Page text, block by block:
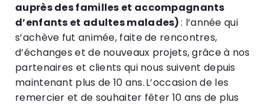
auprès des familles et accompagnants
d’enfants et adultes malades): l’année qui
s’achève fut animée, faite de rencontres,
d’échanges et de nouveaux projets, grâce à nos
partenaires et clients qui nous suivent depuis
maintenant plus de 10 ans. L’occasion de les
remercier et de souhaiter fêter 10 ans de plus